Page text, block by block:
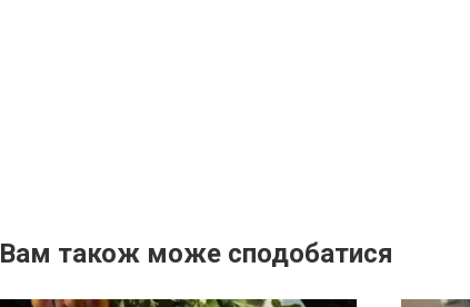
Вам також може сподобатися